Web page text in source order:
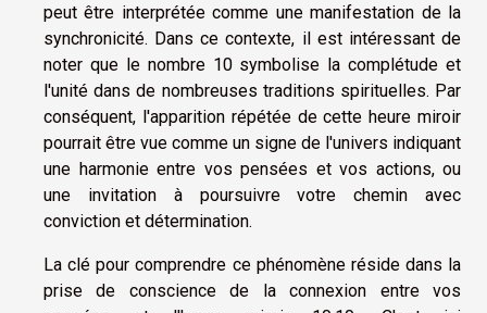
peut être interprétée comme une manifestation de la
synchronicité. Dans ce contexte, il est intéressant de
noter que le nombre 10 symbolise la complétude et
l'unité dans de nombreuses traditions spirituelles. Par
conséquent, l'apparition répétée de cette heure miroir
pourrait être vue comme un signe de l'univers indiquant
une harmonie entre vos pensées et vos actions, ou
une invitation à poursuivre votre chemin avec
conviction et détermination.
La clé pour comprendre ce phénomène réside dans la
prise de conscience de la connexion entre vos